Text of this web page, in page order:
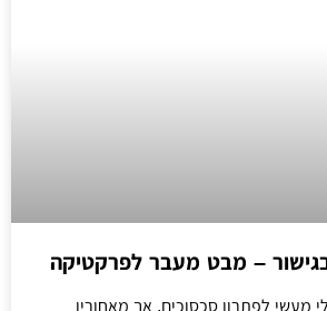
בגישור – מבט מעבר לפרקטיקה
מעשי לפתרון סכסוכים, אך מאחוריו